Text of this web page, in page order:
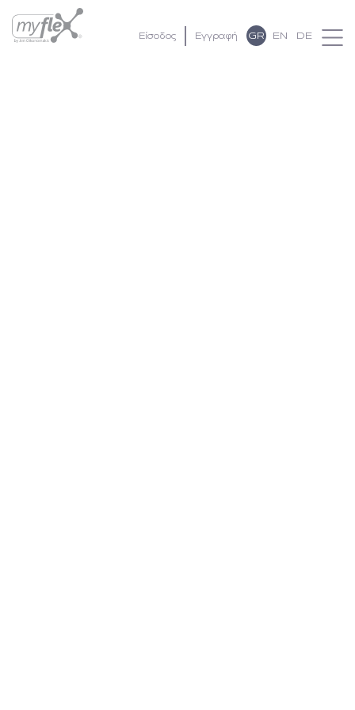
Είσοδος Εγγραφή GR EN DE